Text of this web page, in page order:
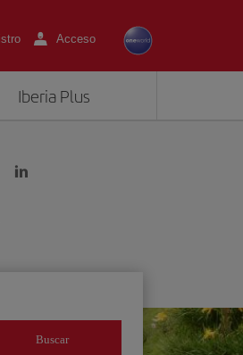
Acceso
Iberia Plus
Buscar